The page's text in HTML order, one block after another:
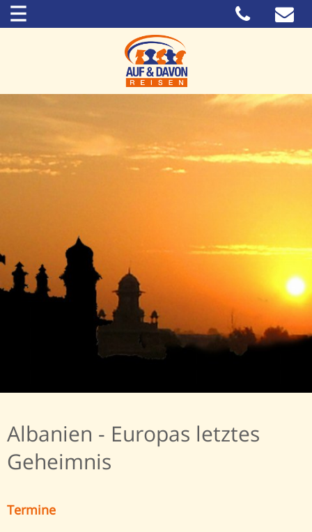
Albanien - Europas letztes
Geheimnis
Termine